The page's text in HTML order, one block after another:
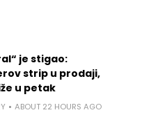
je stigao:
strip u prodaji,
u petak
ABOUT 22 HOURS AGO